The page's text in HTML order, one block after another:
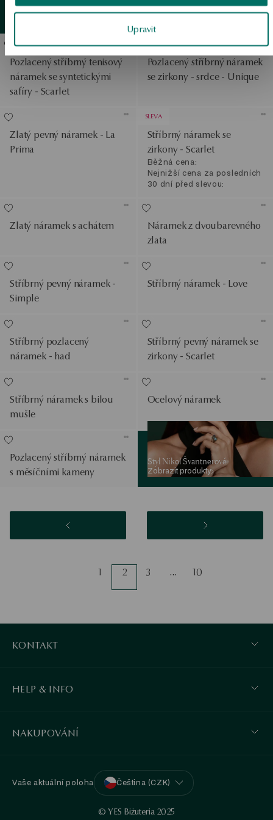
Upravit
Zlatýdetail
Zobrazit produkty
Pozlacený stříbrný pevný
Pozlacený stříbrný tenisový
náramek se syntetickými
safíry - Scarlet
Pozlacený stříbrný náramek
se zirkony - srdce - Unique
Zlatý pevný náramek - La
Prima
SLEVA
Stříbrný náramek se
zirkony - Scarlet
Běžná cena:
Nejnižší cena za posledních
30 dní před slevou:
Zlatý náramek s achátem
Náramek z dvoubarevného
zlata
Stříbrný pevný náramek -
Simple
Stříbrný náramek - Love
Stříbrný pozlacený
náramek - had
Stříbrný pevný náramek se
zirkony - Scarlet
Stříbrný náramek s bilou
mušle
Ocelový náramek
Pozlacený stříbrný náramek
s měsíčními kameny
Styl Nikol Švantnerové
Zobrazit produkty
Zobrazit produkty
1 2 3 … 10
KONTAKT
HELP & INFO
NAKUPOVÁNÍ
Vaše aktuální poloha Čeština (CZK)
© YES Biżuteria 2025